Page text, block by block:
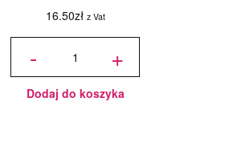
16.50zł z Vat
-
ilość
olejowy
Food
Zielony
Butelkowy
+
Dodaj do koszyka